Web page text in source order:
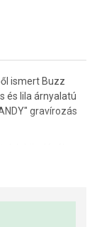
ismert Buzz
és lila árnyalatú
gravírozás
és az űrhős